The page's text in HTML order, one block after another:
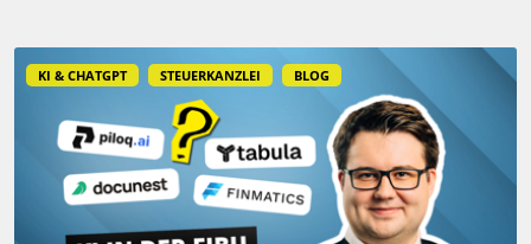
KI & CHATGPT STEUERKANZLEI BLOG